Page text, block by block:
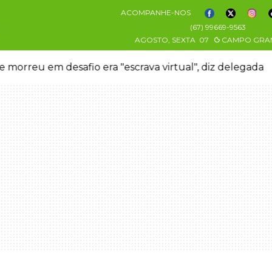
ACOMPANHE-NOS
(67) 99669-9563
AGOSTO, SEXTA 07 CAMPO
morreu em desafio era "escrava virtual", diz delegada